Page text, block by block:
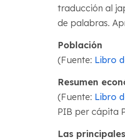
traducción al
de palabras.
Población
(Fuente: Libro
Resumen
(Fuente: Libro
PIB per cápita
Las